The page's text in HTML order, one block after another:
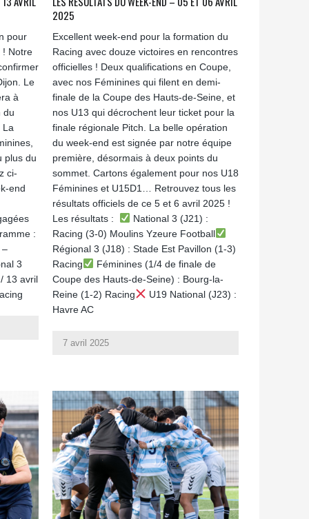
pour
! Notre
Le
à
du
La
plus du
ci-
end
:
–
3
13 avril
2025
Excellent week-end pour la formation du
Racing avec douze victoires en rencontres
officielles ! Deux qualifications en Coupe,
avec nos Féminines qui filent en demi-
finale de la Coupe des Hauts-de-Seine, et
nos U13 qui décrochent leur ticket pour la
finale régionale Pitch. La belle opération
du week-end est signée par notre équipe
première, désormais à deux points du
sommet. Cartons également pour nos U18
Féminines et U15D1… Retrouvez tous les
résultats officiels de ce 5 et 6 avril 2025 !
Les résultats :
National 3 (J21) :
Racing (3-0) Moulins Yzeure Football
Régional 3 (J18) : Stade Est Pavillon (1-3)
Racing
Féminines (1/4 de finale de
Coupe des Hauts-de-Seine) : Bourg-la-
Reine (1-2) Racing
U19 National (J23) :
Havre AC
7 avril 2025